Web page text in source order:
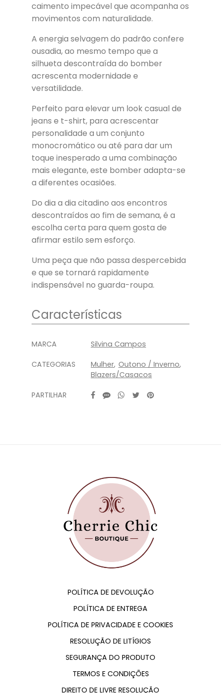
caimento impecável que acompanha os
movimentos com naturalidade.
A energia selvagem do padrão confere
ousadia, ao mesmo tempo que a
silhueta descontraída do bomber
acrescenta modernidade e
versatilidade.
Perfeito para elevar um look casual de
jeans e t-shirt, para acrescentar
personalidade a um conjunto
monocromático ou até para dar um
toque inesperado a uma combinação
mais elegante, este bomber adapta-se
a diferentes ocasiões.
Do dia a dia citadino aos encontros
descontraídos ao fim de semana, é a
escolha certa para quem gosta de
afirmar estilo sem esforço.
Uma peça que não passa despercebida
e que se tornará rapidamente
indispensável no guarda-roupa.
Características
Características
MARCA Silvina Campos
CATEGORIAS Mulher Outono / Inverno
Blazers/Casacos
PARTILHAR
POLÍTICA DE DEVOLUÇÃO
POLÍTICA DE ENTREGA
POLÍTICA DE PRIVACIDADE E COOKIES
RESOLUÇÃO DE LITÍGIOS
SEGURANÇA DO PRODUTO
TERMOS E CONDIÇÕES
DIREITO DE LIVRE RESOLUÇÃO